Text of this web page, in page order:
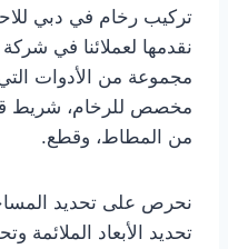
تركيب رخام في دبي
نقدمها لعملائنا في
مجموعة من الأدوات
مخصص للرخام، شريط
من المطاط، وقطع.
نحرص على تحديد
تحديد الأبعاد الملائمة